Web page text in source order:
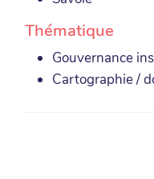
Thématique
Gouvernance
Cartographie /